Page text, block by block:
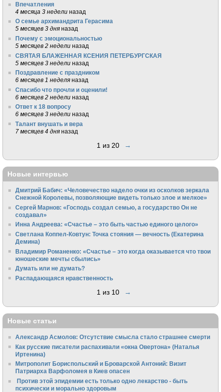
Впечатления
4 месяца 3 недели назад
О семье архимандрита Герасима
5 месяцев 3 дня назад
Почему с эмоциональностью
5 месяцев 2 недели назад
СВЯТАЯ БЛАЖЕННАЯ КСЕНИЯ ПЕТЕРБУРГСКАЯ
5 месяцев 3 недели назад
Поздравление с праздником
6 месяцев 1 неделя назад
Спасибо что прочли и оценили!
6 месяцев 2 недели назад
Ответ к 18 вопросу
6 месяцев 3 недели назад
Талант внушать и вера
7 месяцев 4 дня назад
1 из 20 →
Новые интервью
Дмитрий Бабич: «Человечество надело очки из осколков зеркала
Снежной Королевы, позволяющие видеть только злое и мелкое»
Сергей Марнов: «Господь создал семью, а государство Он не
создавал»
Инна Андреева: «Счастье – это быть частью единого целого»
Светлана Коппел-Ковтун: Точка стояния — вечность (Екатерина
Демина)
Владимир Романенко: «Счастье – это когда оказывается что твои
юношеские мечты сбылись»
Думать или не думать?
Распадающаяся нравственность
1 из 10 →
Новые статьи
Александр Асмолов: Отсутствие смысла стало страшнее смерти
Как русские писатели распахивали «окна Овертона» (Наталья
Иртенина)
Митрополит Бориспольский и Броварской Антоний: Визит
Патриарха Варфоломея в Киев опасен
Против этой эпидемии есть только одно лекарство - быть
психически и морально здоровым